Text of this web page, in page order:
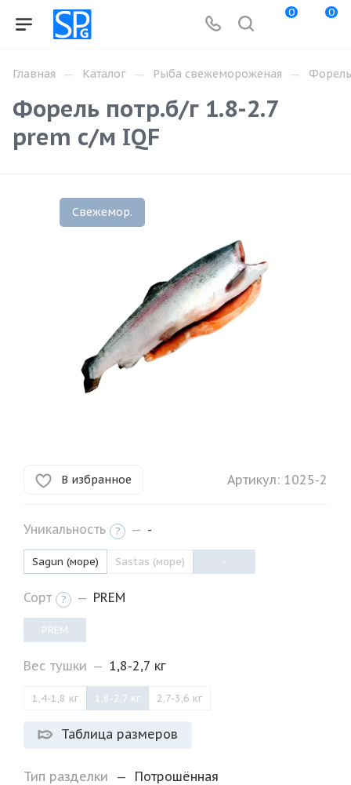
0 0
Главная — Каталог — Рыба свежемороженая — Форель
Форель потр.б/г 1.8-2.7
prem с/м IQF
Свежемор.
В избранное Артикул: 1025-2
Уникальность ? — -
Sagun (море) Sastas (море) -
Сорт ? — PREM
PREM
Вес тушки — 1,8-2,7 кг
1,4-1,8 кг 1,8-2,7 кг 2,7-3,6 кг
Таблица размеров
Тип разделки —
Потрошённая